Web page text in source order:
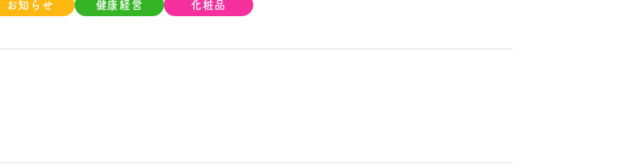
お知らせ 健康経営 化粧品